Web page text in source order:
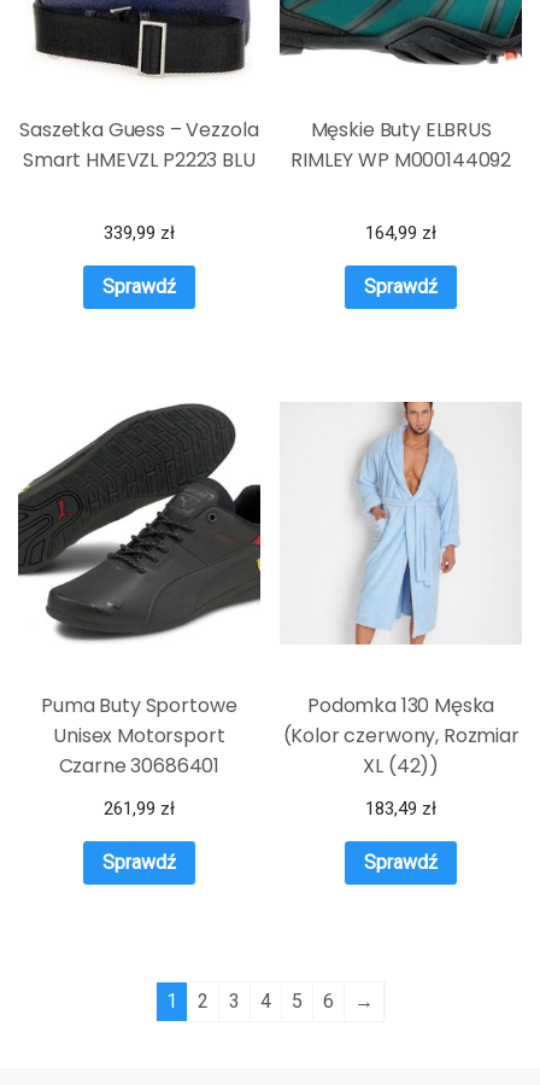
Saszetka Guess – Vezzola
Smart HMEVZL P2223 BLU
339,99 zł
Sprawdź
Męskie Buty ELBRUS
RIMLEY WP M000144092
164,99 zł
Sprawdź
Puma Buty Sportowe
Unisex Motorsport
Czarne 30686401
261,99 zł
Sprawdź
Podomka 130 Męska
(Kolor czerwony, Rozmiar
XL (42))
183,49 zł
Sprawdź
1 2 3 4 5 6 →